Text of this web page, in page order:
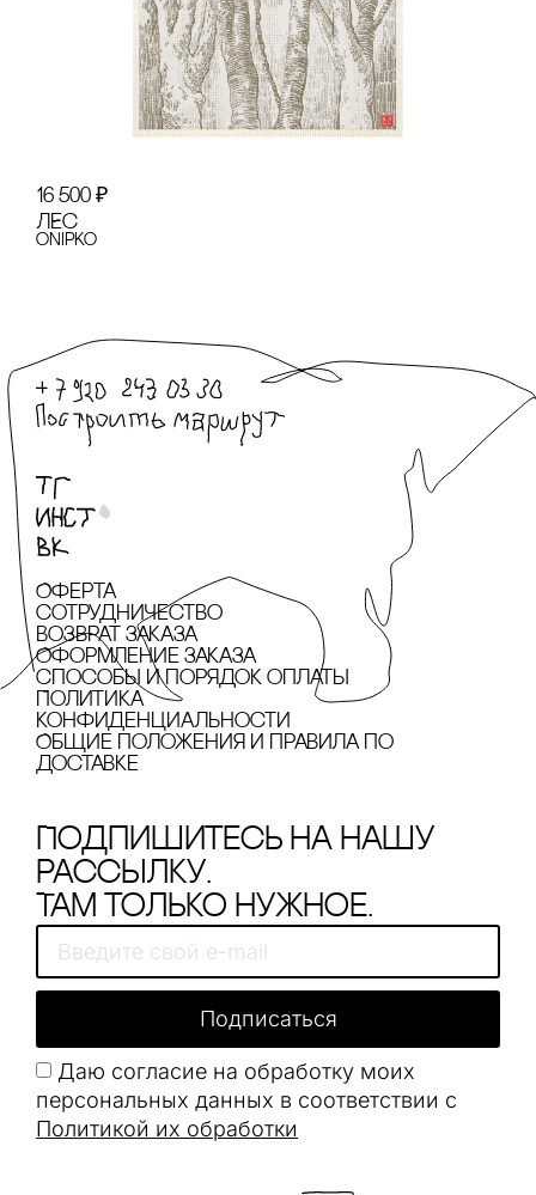
16 500 ₽
ЛЕс
onipko
Оферта
сотрудничество
Возврат заказа
Оформление заказа
cпособы и порядок оплаты
Политика
конфиденциальности
Общие положения и правила по
доставке
Подпишитесь на нашу
рассылку.
Там только нужное.
Даю согласие на обработку моих
персональных данных в соответствии с
Политикой их обработки
Подписаться